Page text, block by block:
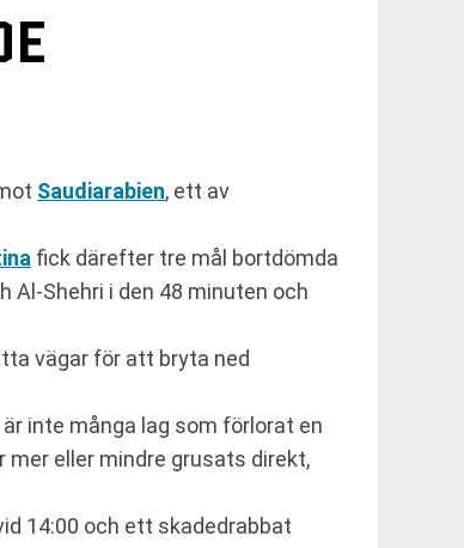
Saudiarabien, ett av
fick därefter tre mål bortdömda
Al-Shehri i den 48 minuten och
vägar för att bryta ned
inte många lag som förlorat en
mer eller mindre grusats direkt,
14:00 och ett skadedrabbat